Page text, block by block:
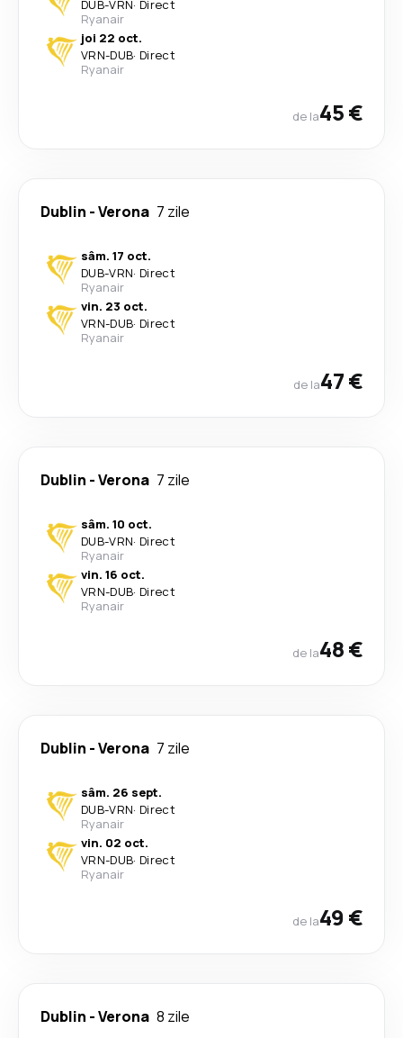
DUB-VRN· Direct
Ryanair
joi 22 oct.
VRN-DUB· Direct
Ryanair
de la45 €
Dublin -Verona 7 zile
sâm. 17 oct.
DUB-VRN· Direct
Ryanair
vin. 23 oct.
VRN-DUB· Direct
Ryanair
de la47 €
Dublin -Verona 7 zile
sâm. 10 oct.
DUB-VRN· Direct
Ryanair
vin. 16 oct.
VRN-DUB· Direct
Ryanair
de la48 €
Dublin -Verona 7 zile
sâm. 26 sept.
DUB-VRN· Direct
Ryanair
vin. 02 oct.
VRN-DUB· Direct
Ryanair
de la49 €
Dublin -Verona 8 zile